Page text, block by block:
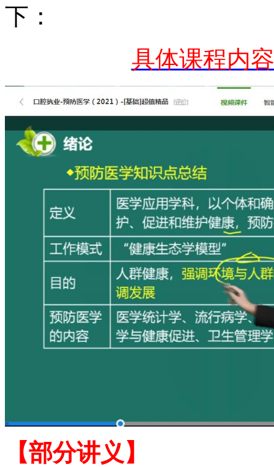
下：
具体课程内
【部分讲义】